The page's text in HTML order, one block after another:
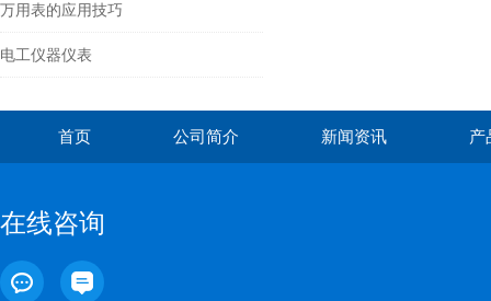
万用表的应用技巧
电工仪器仪表
首页 公司简介 新闻资讯 产
在线咨询